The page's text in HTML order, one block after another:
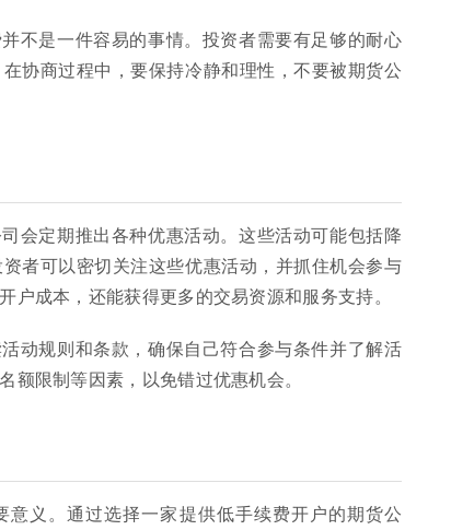
不是一件容易的事情。投资者需要有足够的耐心
协商过程中，要保持冷静和理性，不要被期货公
会定期推出各种优惠活动。这些活动可能包括降
者可以密切关注这些优惠活动，并抓住机会参与
成本，还能获得更多的交易资源和服务支持。
动规则和条款，确保自己符合参与条件并了解活
限制等因素，以免错过优惠机会。
义。通过选择一家提供低手续费开户的期货公